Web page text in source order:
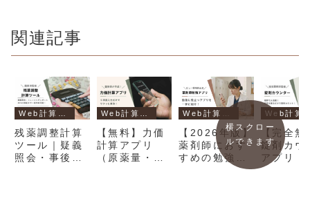
関連記事
残薬調整計算
ツール｜疑義
照会・事後報
【無料】力価
計算アプリ
（原薬量・製
【2026年版】
薬剤師におす
すめの勉強ア
プリ15選！｜
【完全無
錠剤カウ
アプリ｜
で活躍す
横スクロー
ルできます